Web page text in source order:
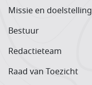
Missie en doelstelling
Bestuur
Redactieteam
Raad van Toezicht